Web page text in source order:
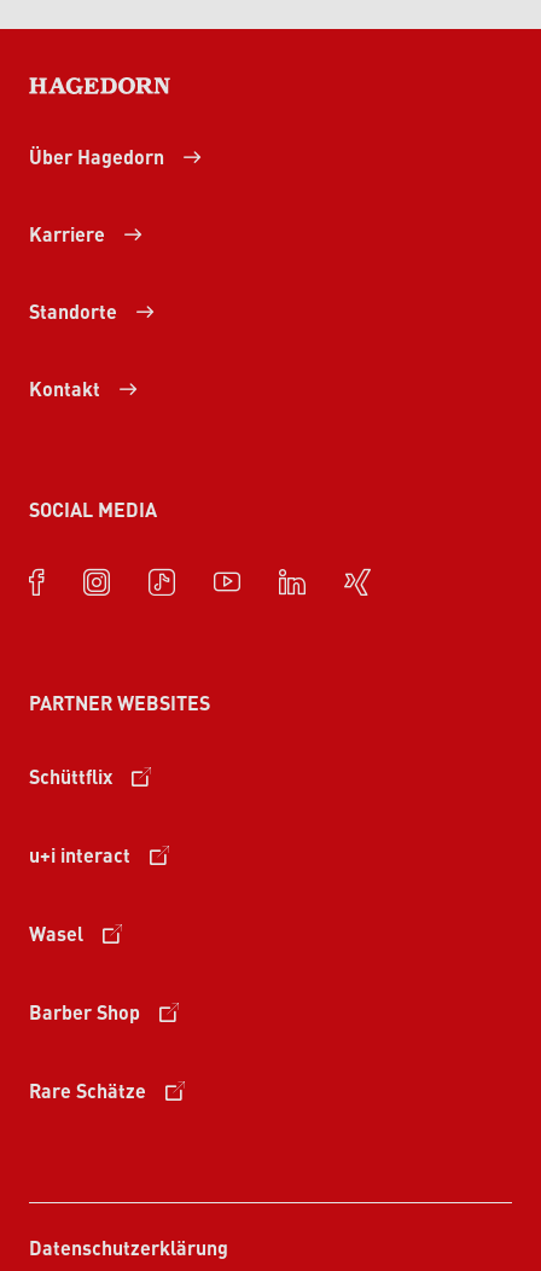
HAGEDORN
Über Hagedorn
Karriere
Standorte
Kontakt
SOCIAL MEDIA
PARTNER WEBSITES
Schüttflix
u+i interact
Wasel
Barber Shop
Rare Schätze
Datenschutzerklärung